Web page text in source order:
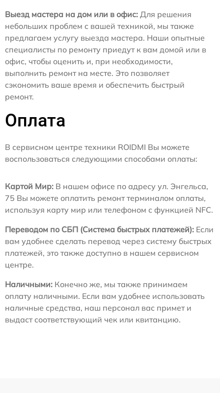
Выезд мастера на дом или в офис: Для решения
небольших проблем с вашей техникой, мы также
предлагаем услугу выезда мастера. Наши опытные
специалисты по ремонту приедут к вам домой или в
офис, чтобы оценить и, при необходимости,
выполнить ремонт на месте. Это позволяет
сэкономить ваше время и обеспечить быстрый
ремонт.
Оплата
В сервисном центре техники ROIDMI Вы можете
воспользоваться следующими способами оплаты:
Картой Мир: В нашем офисе по адресу ул. Энгельса,
75 Вы можете оплатить ремонт терминалом оплаты,
используя карту мир или телефоном с функцией NFC.
Переводом по СБП (Система быстрых платежей): Если
вам удобнее сделать перевод через систему быстрых
платежей, это также доступно в нашем сервисном
центре.
Наличными: Конечно же, мы также принимаем
оплату наличными. Если вам удобнее использовать
наличные средства, наш персонал вас примет и
выдаст соответствующий чек или квитанцию.